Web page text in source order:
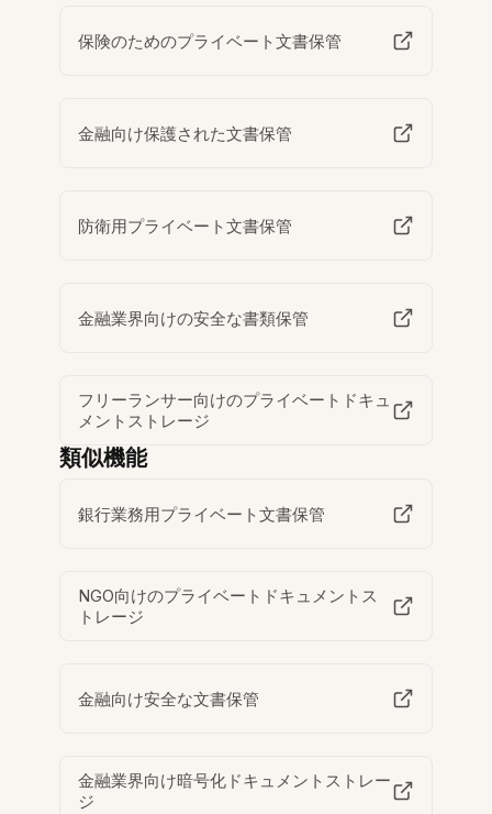
保険のためのプライベート文書保管
金融向け保護された文書保管
防衛用プライベート文書保管
金融業界向けの安全な書類保管
フリーランサー向けのプライベートドキュ
メントストレージ
類似機能
銀行業務用プライベート文書保管
NGO向けのプライベートドキュメントス
トレージ
金融向け安全な文書保管
金融業界向け暗号化ドキュメントストレー
ジ